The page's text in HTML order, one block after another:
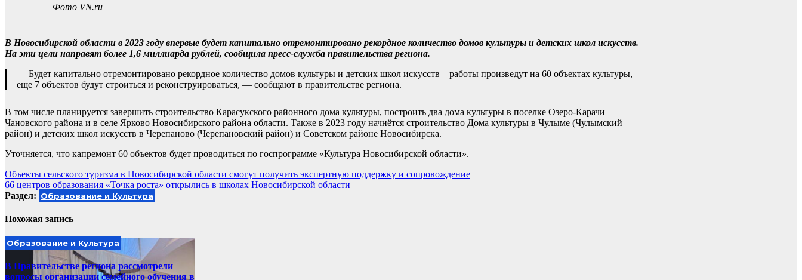
Фото VN.ru
В Новосибирской области в 2023 году впервые будет капитально отремонтировано рекордное количество домов культуры и детских школ искусств.
На эти цели направят более 1,6 миллиарда рублей, сообщила пресс-служба правительства региона.
— Будет капитально отремонтировано рекордное количество домов культуры и детских школ искусств – работы произведут на 60 объектах культуры,
еще 7 объектов будут строиться и реконструироваться, — сообщают в правительстве региона.
В том числе планируется завершить строительство Карасукского районного дома культуры, построить два дома культуры в поселке Озеро-Карачи
Чановского района и в селе Ярково Новосибирского района области. Также в 2023 году начнётся строительство Дома культуры в Чулыме (Чулымский
район) и детских школ искусств в Черепаново (Черепановский район) и Советском районе Новосибирска.
Уточняется, что капремонт 60 объектов будет проводиться по госпрограмме «Культура Новосибирской области».
Навигация
по
Объекты сельского туризма в Новосибирской области смогут получить экспертную поддержку и сопровождение
66 центров образования «Точка роста» открылись в школах Новосибирской области
Раздел: Образование и Культура
Похожая запись
Образование и Культура
В Правительстве региона рассмотрели
вопросы организации семейного обучения в